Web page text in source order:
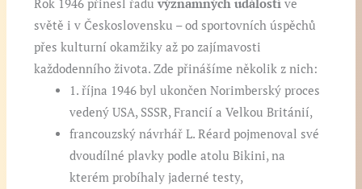
Rok 1946 přinesl řaduvýznamných událostí ve
světě i v Československu – od sportovních úspěchů
přes kulturní okamžiky až po zajímavosti
každodenního života. Zde přinášíme několik z nich:
1. října 1946 byl ukončen Norimberský proces
vedený USA, SSSR, Francií a Velkou Británií,
francouzský návrhář L. Réard pojmenoval své
dvoudílné plavky podle atolu Bikini, na
kterém probíhaly jaderné testy,